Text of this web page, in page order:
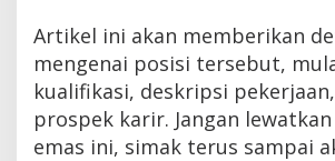
Artikel ini akan memberikan
mengenai posisi tersebut,
kualifikasi, deskripsi
prospek karir. Jangan
emas ini, simak terus sampai